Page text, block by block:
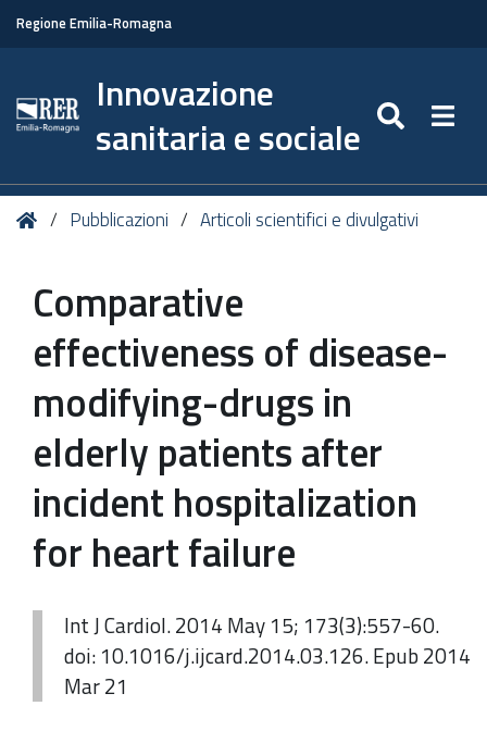
Regione Emilia-Romagna
Innovazione
sanitaria e sociale
Tu HomePubblicazioni Articoli scientifici e divulgativi
Comparative
effectiveness of disease-
modifying-drugs in
elderly patients after
incident hospitalization
for heart failure
Int J Cardiol. 2014 May 15; 173(3):557-60.
doi: 10.1016/j.ijcard.2014.03.126. Epub 2014
Mar 21